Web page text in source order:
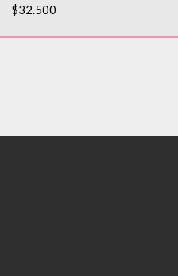
$32.500